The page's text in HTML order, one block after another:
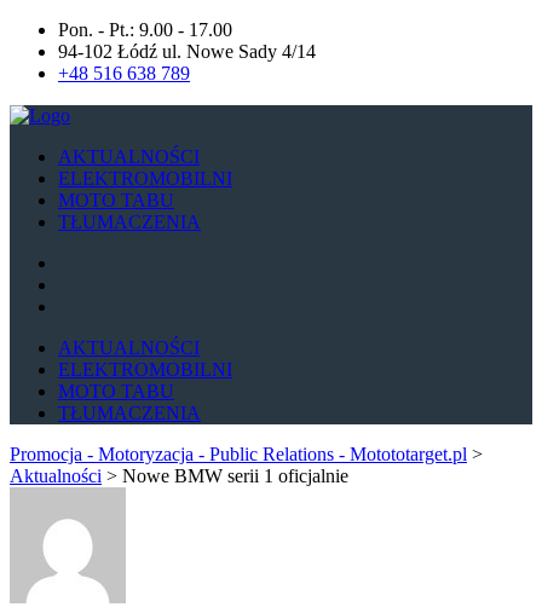
Pon. - Pt.: 9.00 - 17.00
94-102 Łódź ul. Nowe Sady 4/14
+48 516 638 789
AKTUALNOŚCI
ELEKTROMOBILNI
MOTO TABU
TŁUMACZENIA
AKTUALNOŚCI
ELEKTROMOBILNI
MOTO TABU
TŁUMACZENIA
Promocja - Motoryzacja - Public Relations - Motototarget.pl >
Aktualności > Nowe BMW serii 1 oficjalnie